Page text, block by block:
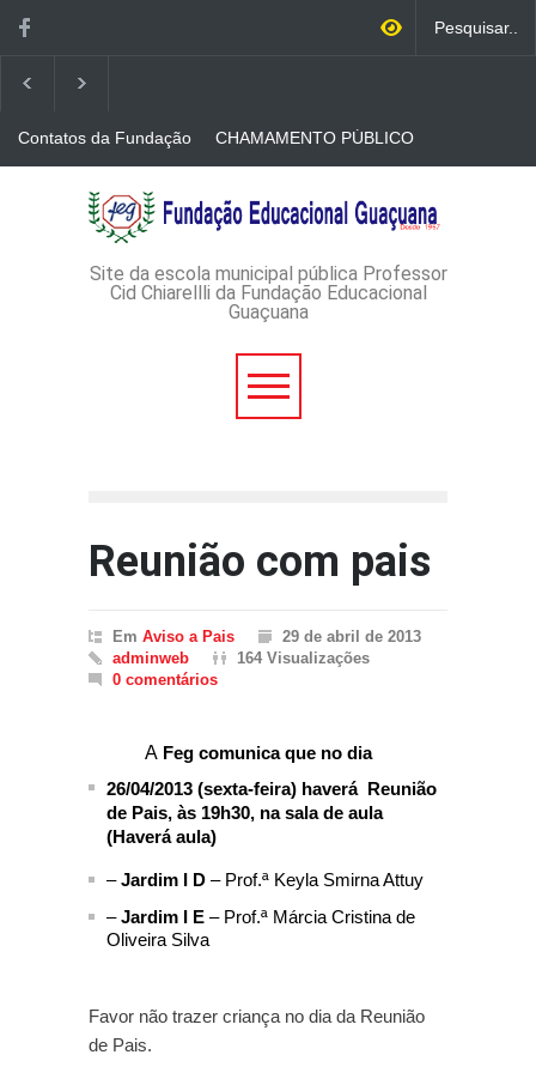
Contatos da Fundação
CHAMAMENTO PÚBLICO
CREDENCIAMENTO DE
IMPRESSOS
AVISO DE DISPENSA DE
LICITAÇÃO - DISPENSA DE
LICITAÇÃO Nº 53/2026-
ADMINISTRATIVO Nº
Site da escola municipal pública Professor
Cid Chiarellli da Fundação Educacional
Guaçuana
Reunião com pais
Em Aviso a Pais
29 de abril de 2013
adminweb
164 Visualizações
0 comentários
A Feg comunica que no dia
26/04/2013 (sexta-feira) haverá Reunião
de Pais, às 19h30, na sala de aula
(Haverá aula)
–Jardim I D – Prof.ª Keyla Smirna Attuy
–Jardim I E – Prof.ª Márcia Cristina de
Oliveira Silva
Favor não trazer criança no dia da Reunião
de Pais.